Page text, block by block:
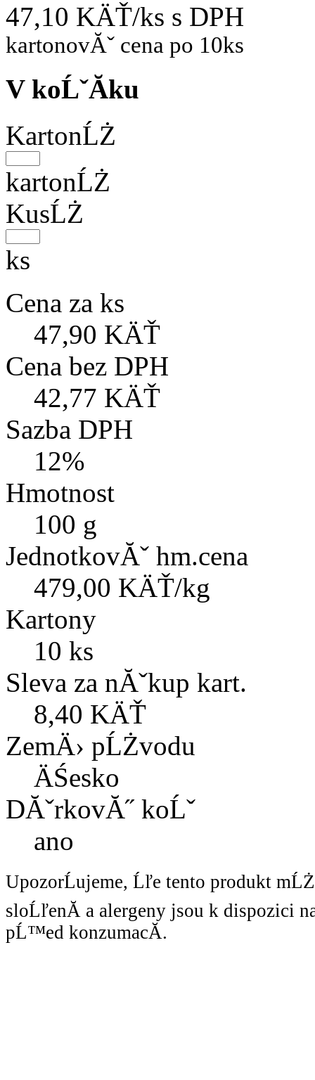
47,10 KÄŤ/ks s DPH
kartonovĂˇ cena po 10ks
V koĹˇĂ­ku
KartonĹŻ
kartonĹŻ
KusĹŻ
ks
Cena za ks
47,90 KÄŤ
Cena bez DPH
42,77 KÄŤ
Sazba DPH
12%
Hmotnost
100 g
JednotkovĂˇ hm.cena
479,00 KÄŤ/kg
Kartony
10 ks
Sleva za nĂˇkup kart.
8,40 KÄŤ
ZemÄ› pĹŻvodu
ÄŚesko
DĂˇrkovĂ˝ koĹˇ
ano
UpozorĹujeme, Ĺľe tento produkt
sloĹľenĂ­ a alergeny jsou k dispozici
pĹ™ed konzumacĂ­.